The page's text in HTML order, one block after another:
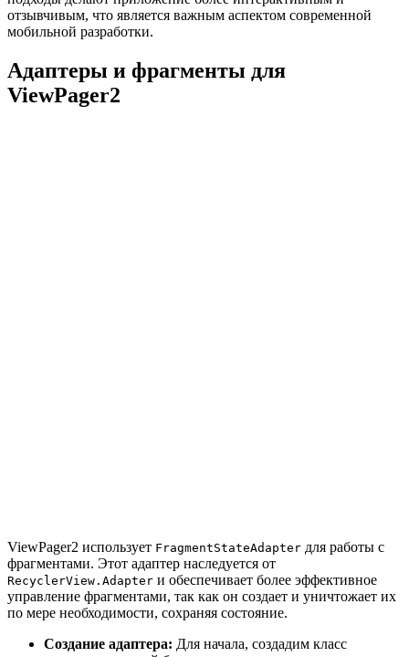
отзывчивым, что является важным аспектом современной
мобильной разработки.
Адаптеры и фрагменты для
ViewPager2
ViewPager2 использует FragmentStateAdapter для работы с
фрагментами. Этот адаптер наследуется от
RecyclerView.Adapter и обеспечивает более эффективное
управление фрагментами, так как он создает и уничтожает их
по мере необходимости, сохраняя состояние.
Создание адаптера: Для начала, создадим класс